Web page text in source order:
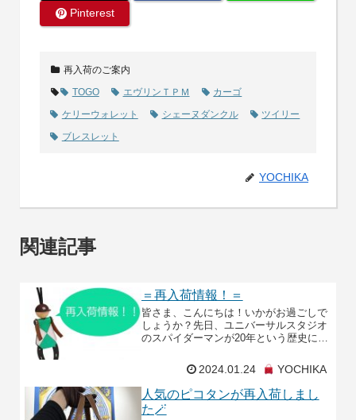
Pinterest
再入荷のご案内
TOGO
エヴリンＴＰＭ
カーゴ
ケリーウォレット
シェーヌダンクル
ツイリー
ブレスレット
YOCHIKA
関連記事
＝再入荷情報！＝
皆さま、こんにちは！いかがお過ごしで
しょうか？先日、ユニバーサルスタジオ
のスパイダーマンが20年という歴史に幕
寄せて結果240分待ちだったらしいで
す。名残惜しい・・
2024.01.24 YOCHIKA
人気のピコタンが再入荷しまし
た🪄